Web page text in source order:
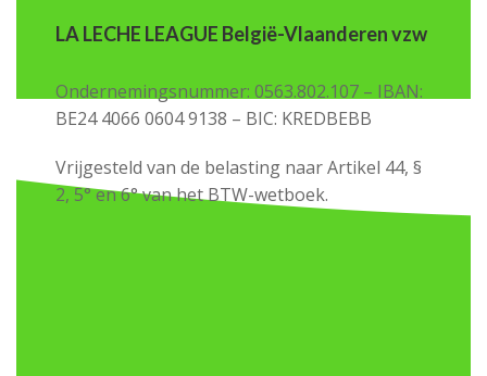
LA LECHE LEAGUE België-Vlaanderen vzw
Ondernemingsnummer: 0563.802.107 – IBAN:
BE24 4066 0604 9138 – BIC: KREDBEBB
Vrijgesteld van de belasting naar Artikel 44, §
2, 5° en 6° van het BTW-wetboek.